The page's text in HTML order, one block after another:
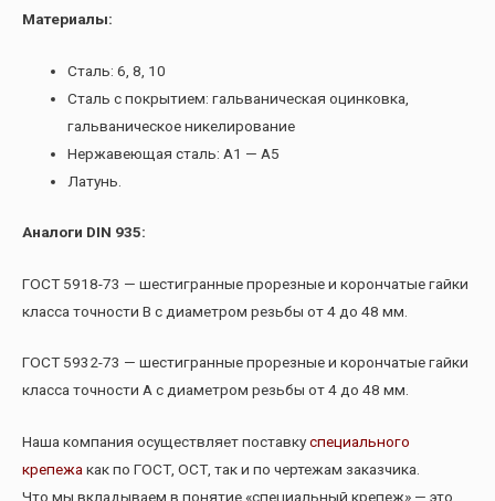
Материалы:
Сталь: 6, 8, 10
Сталь с покрытием: гальваническая оцинковка,
гальваническое никелирование
Нержавеющая сталь: А1 — А5
Латунь.
Аналоги DIN 935:
ГОСТ 5918-73 — шестигранные прорезные и корончатые гайки
класса точности В с диаметром резьбы от 4 до 48 мм.
ГОСТ 5932-73 — шестигранные прорезные и корончатые гайки
класса точности А с диаметром резьбы от 4 до 48 мм.
Наша компания осуществляет поставкуспециального
крепежакак по ГОСТ, ОСТ, так и по чертежам заказчика.
Что мы вкладываем в понятие «специальный крепеж» — это